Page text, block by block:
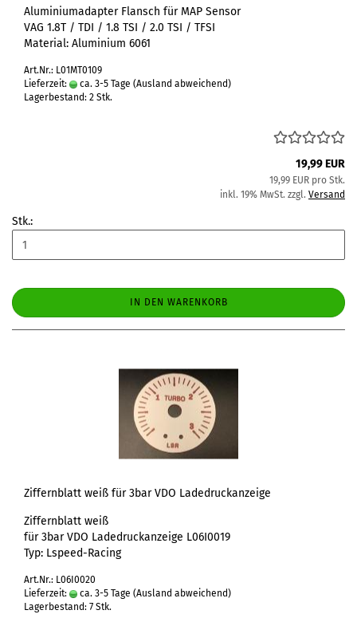
Aluminiumadapter Flansch für MAP Sensor
VAG 1.8T / TDI / 1.8 TSI / 2.0 TSI / TFSI
Material: Aluminium 6061
Art.Nr.: L01MT0109
Lieferzeit:
ca. 3-5 Tage (Ausland abweichend)
Lagerbestand: 2 Stk.
19,99 EUR
19,99 EUR pro Stk.
inkl. 19% MwSt. zzgl. Versand
Stk.:
IN DEN WARENKORB
Ziffernblatt weiß für 3bar VDO Ladedruckanzeige
Ziffernblatt weiß
für 3bar VDO Ladedruckanzeige L06I0019
Typ: Lspeed-Racing
Art.Nr.: L06I0020
Lieferzeit:
ca. 3-5 Tage (Ausland abweichend)
Lagerbestand: 7 Stk.